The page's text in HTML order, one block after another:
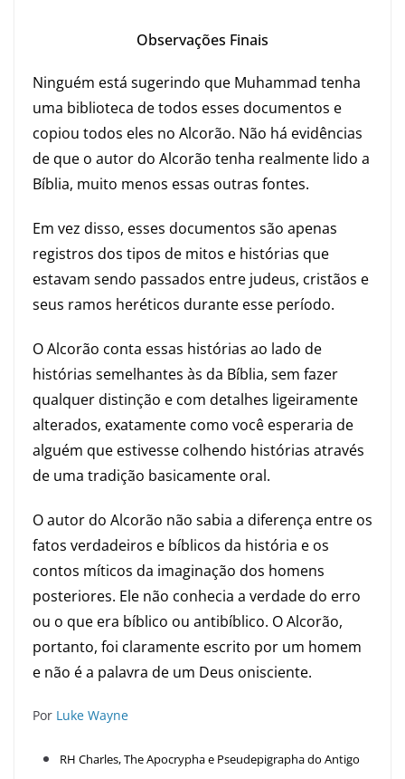
Observações Finais
Ninguém está sugerindo que Muhammad tenha
uma biblioteca de todos esses documentos e
copiou todos eles no Alcorão. Não há evidências
de que o autor do Alcorão tenha realmente lido a
Bíblia, muito menos essas outras fontes.
Em vez disso, esses documentos são apenas
registros dos tipos de mitos e histórias que
estavam sendo passados ​​entre judeus, cristãos e
seus ramos heréticos durante esse período.
O Alcorão conta essas histórias ao lado de
histórias semelhantes às da Bíblia, sem fazer
qualquer distinção e com detalhes ligeiramente
alterados, exatamente como você esperaria de
alguém que estivesse colhendo histórias através
de uma tradição basicamente oral.
O autor do Alcorão não sabia a diferença entre os
fatos verdadeiros e bíblicos da história e os
contos míticos da imaginação dos homens
posteriores. Ele não conhecia a verdade do erro
ou o que era bíblico ou antibíblico. O Alcorão,
portanto, foi claramente escrito por um homem
e não é a palavra de um Deus onisciente.
Por Luke Wayne
RH Charles, The Apocrypha e Pseudepigrapha do Antigo